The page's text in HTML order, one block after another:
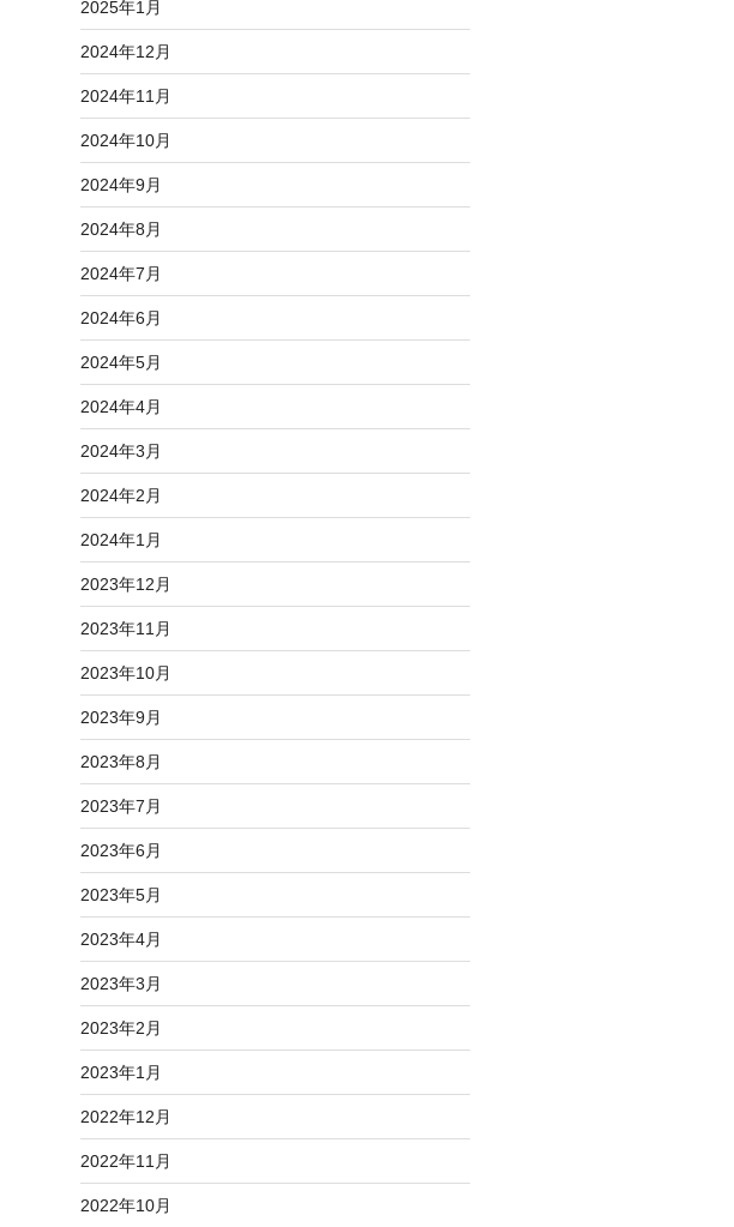
2025年1月
2024年12月
2024年11月
2024年10月
2024年9月
2024年8月
2024年7月
2024年6月
2024年5月
2024年4月
2024年3月
2024年2月
2024年1月
2023年12月
2023年11月
2023年10月
2023年9月
2023年8月
2023年7月
2023年6月
2023年5月
2023年4月
2023年3月
2023年2月
2023年1月
2022年12月
2022年11月
2022年10月